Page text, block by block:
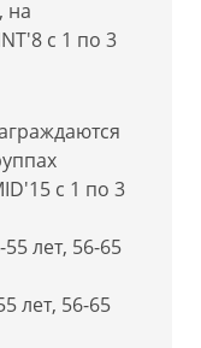
на
с 1 по 3
с 1 по 3
лет, 56-65
лет, 56-65